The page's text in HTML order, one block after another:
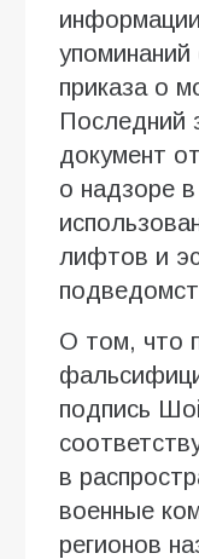
приказа о
Последний
документ
о надзоре
лифтов и
О том, что
подпись
в
военные
регионов